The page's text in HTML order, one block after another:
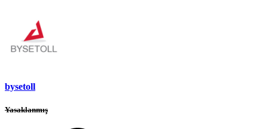
bysetoll
Yasaklanmış